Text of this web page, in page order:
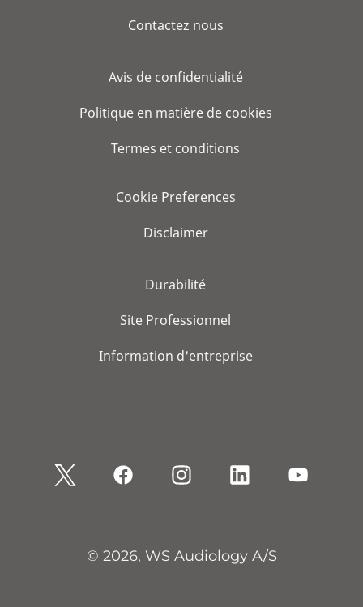
Contactez nous
Avis de confidentialité
Politique en matière de cookies
Termes et conditions
Cookie Preferences
Disclaimer
Durabilité
Site Professionnel
Information d'entreprise
© 2026, WS Audiology A/S